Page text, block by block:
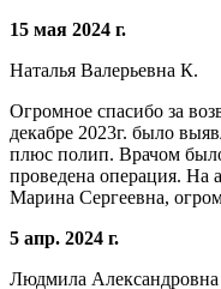
15 мая 2024 г.
Наталья Валерьевна К.
Огромное спасибо за
декабре 2023г. было
плюс полип. Врачом
проведена операция. На
Марина Сергеевна,
5 апр. 2024 г.
Людмила